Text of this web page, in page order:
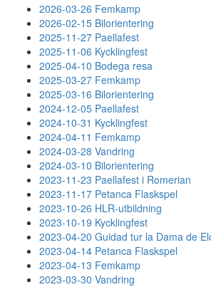
2026-03-26 Femkamp
2026-02-15 Bilorientering
2025-11-27 Paellafest
2025-11-06 Kycklingfest
2025-04-10 Bodega resa
2025-03-27 Femkamp
2025-03-16 Bilorientering
2024-12-05 Paellafest
2024-10-31 Kycklingfest
2024-04-11 Femkamp
2024-03-28 Vandring
2024-03-10 Bilorientering
2023-11-23 Paellafest i Romerian
2023-11-17 Petanca Flaskspel
2023-10-26 HLR-utbildning
2023-10-19 Kycklingfest
2023-04-20 Guidad tur la Dama de
2023-04-14 Petanca Flaskspel
2023-04-13 Femkamp
2023-03-30 Vandring